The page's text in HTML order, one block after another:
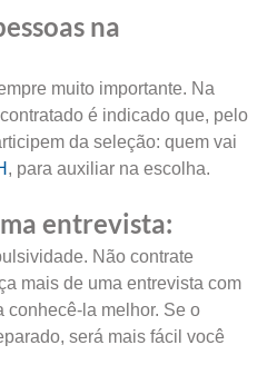
na
muito importante. Na
é indicado que, pelo
da seleção: quem vai
, para auxiliar na escolha.
entrevista:
Não contrate
mais de uma entrevista com
conhecê-la melhor. Se o
será mais fácil você